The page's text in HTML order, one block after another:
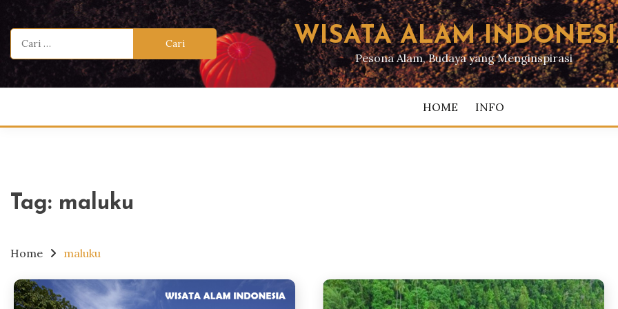
Skip
content
untuk:
WISATA ALAM
Pesona Alam, Budaya yang Menginspirasi
HOME INFO
Tag: maluku
Home maluku